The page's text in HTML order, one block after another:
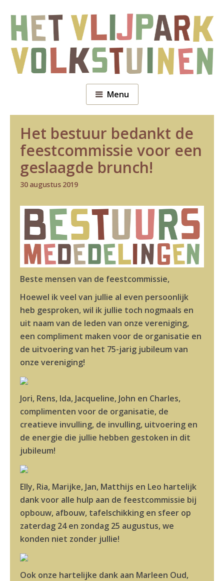
Menu
Het bestuur bedankt de
feestcommissie voor een
geslaagde brunch!
30 augustus 2019
Beste mensen van de feestcommissie,
Hoewel ik veel van jullie al even persoonlijk
heb gesproken, wil ik jullie toch nogmaals en
uit naam van de leden van onze vereniging,
een compliment maken voor de organisatie en
de uitvoering van het 75-jarig jubileum van
onze vereniging!
Jori, Rens, Ida, Jacqueline, John en Charles,
complimenten voor de organisatie, de
creatieve invulling, de invulling, uitvoering en
de energie die jullie hebben gestoken in dit
jubileum!
Elly, Ria, Marijke, Jan, Matthijs en Leo hartelijk
dank voor alle hulp aan de feestcommissie bij
opbouw, afbouw, tafelschikking en sfeer op
zaterdag 24 en zondag 25 augustus, we
konden niet zonder jullie!
Ook onze hartelijke dank aan Marleen Oud,